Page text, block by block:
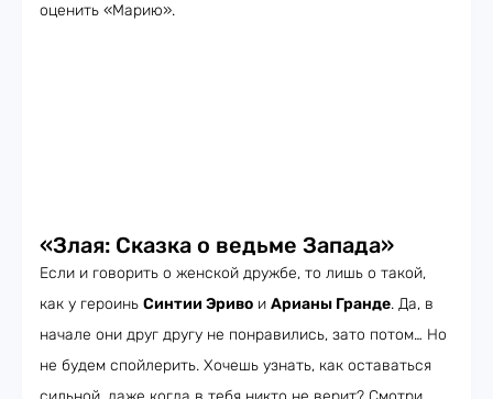
оценить «Марию».
«Злая: Сказка о ведьме Запада»
Если и говорить о женской дружбе, то лишь о такой,
как у героинь Синтии Эриво и Арианы Гранде. Да, в
начале они друг другу не понравились, зато потом… Но
не будем спойлерить. Хочешь узнать, как оставаться